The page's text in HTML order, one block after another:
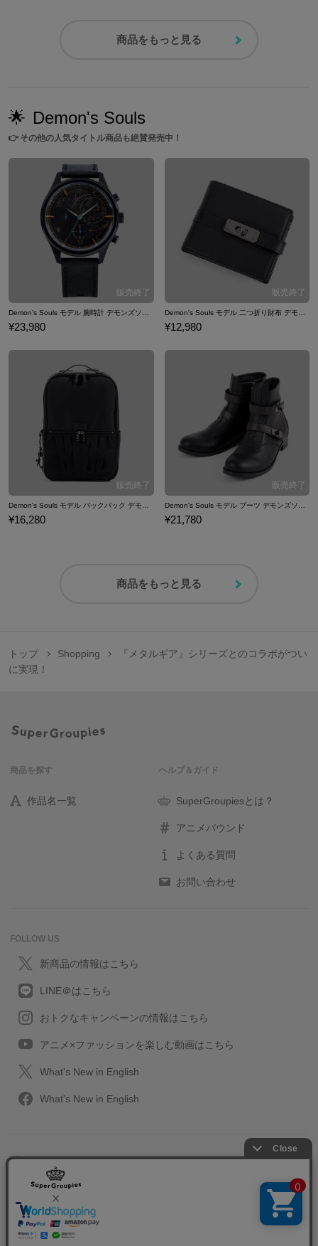
商品をもっと見る
🌟 Demon's Souls
👉その他の人気タイトル商品も絶賛発売中！
¥23,980 ¥12,980
¥16,280 ¥21,780
商品をもっと見る
トップ Shopping
『メタルギア』シリーズとのコラボがつい
に実現！
商品を探す
作品名一覧
ヘルプ＆ガイド
SuperGroupiesとは？
アニメバウンド
よくある質問
お問い合わせ
FOLLOW US
新商品の情報はこちら
LINE＠はこちら
おトクなキャンペーンの情報はこちら
アニメ×ファッションを楽しむ動画はこちら
What's New in English
What's New in English
プライバシーポリシー
特定取引に関する法律
会社情報/採用情報